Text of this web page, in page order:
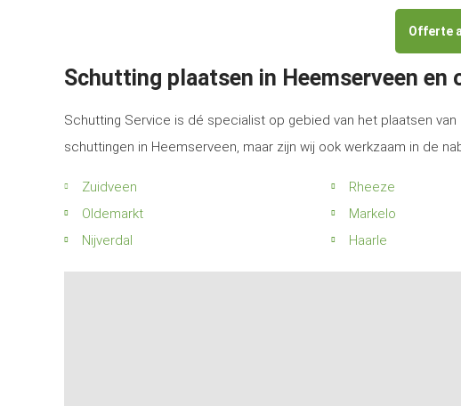
Offerte
Schutting plaatsen in Heemserveen en
Schutting Service is dé specialist op gebied van het plaatsen
schuttingen in Heemserveen, maar zijn wij ook werkzaam in de
Zuidveen Rheeze
Oldemarkt
Markelo
Nijverdal
Haarle